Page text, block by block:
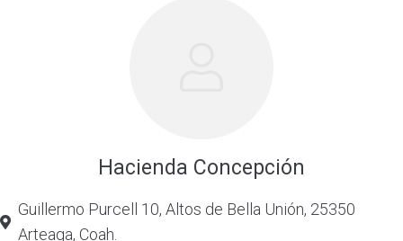
Hacienda Concepción
Guillermo Purcell 10, Altos de Bella Unión, 25350
Arteaga, Coah.